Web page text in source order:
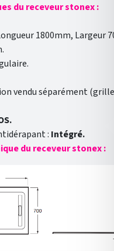
du receveur stonex :
1800mm, Largeur
vendu séparément
: Intégré.
du receveur stonex :